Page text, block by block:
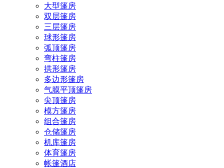
大型篷房
双层篷房
三层篷房
球形篷房
弧顶篷房
弯柱篷房
拱形篷房
多边形篷房
气膜平顶篷房
尖顶篷房
模方篷房
组合篷房
仓储篷房
机库篷房
体育篷房
帐篷酒店